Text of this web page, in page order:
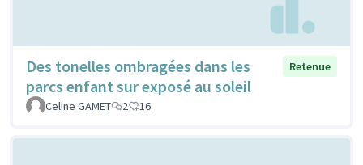
Des tonelles ombragées dans les
parcs enfant sur exposé au soleil
Retenue
Celine GAMET 2 16